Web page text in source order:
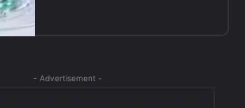
- Advertisement -